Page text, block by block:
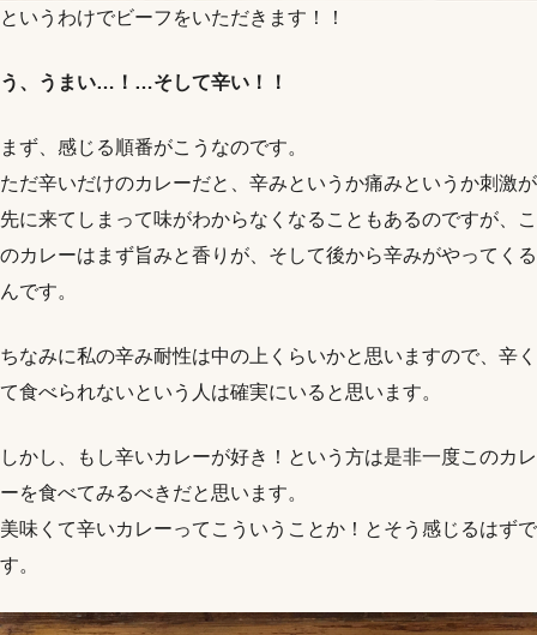
というわけでビーフをいただきます！！
う、うまい…！…そして辛い！！
まず、感じる順番がこうなのです。
ただ辛いだけのカレーだと、辛みというか痛みというか刺激が
先に来てしまって味がわからなくなることもあるのですが、こ
のカレーはまず旨みと香りが、そして後から辛みがやってくる
んです。
ちなみに私の辛み耐性は中の上くらいかと思いますので、辛く
て食べられないという人は確実にいると思います。
しかし、もし辛いカレーが好き！という方は是非一度このカレ
ーを食べてみるべきだと思います。
美味くて辛いカレーってこういうことか！とそう感じるはずで
す。